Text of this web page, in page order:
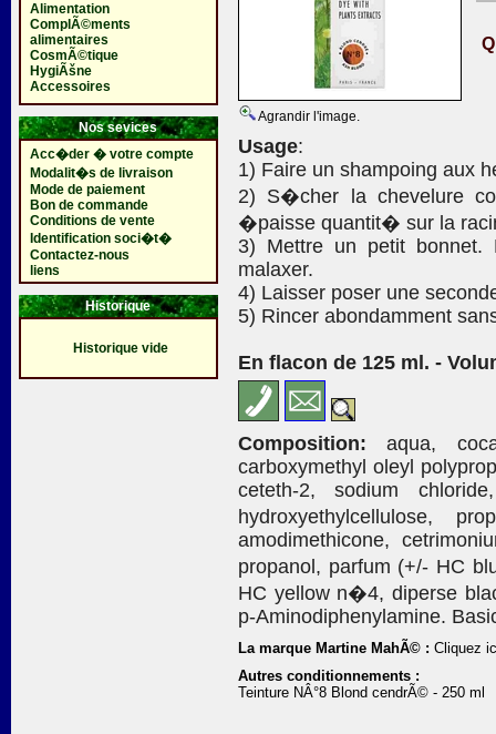
Alimentation
ComplÃ©ments
alimentaires
CosmÃ©tique
HygiÃšne
Accessoires
Nos sevices
Acc�der � votre compte
Modalit�s de livraison
Mode de paiement
Bon de commande
Conditions de vente
Identification soci�t�
Contactez-nous
liens
Historique
Historique vide
Agrandir l'image.
Usage:
1) Faire un shampoing aux
2) S�cher la chevelure
�paisse quantit� sur la
3) Mettre un petit bonnet.
malaxer.
4) Laisser poser une
5) Rincer abondamment
En flacon de 125 ml. -
Composition: aqua,
carboxymethyl oleyl
ceteth-2, sodium
hydroxyethylcellulose,
amodimethicone,
propanol, parfum (+/- HC
HC yellow n�4, diperse
p-Aminodiphenylamine.
La marque Martine MahÃ© : Cliquez
Autres conditionnements :
Teinture NÂ°8 Blond cendrÃ© - 250 ml